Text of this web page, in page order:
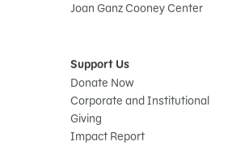
Joan Ganz Cooney Center
Support Us
Donate Now
Corporate and Institutional
Giving
Impact Report